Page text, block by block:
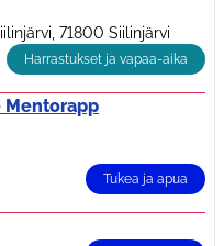
71800 Siilinjärvi
Harrastukset ja vapaa-aika
Mentorapp
Tukea ja apua